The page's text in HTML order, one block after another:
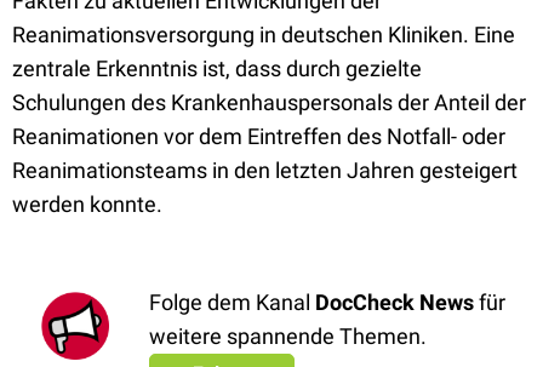
Reanimationsversorgung in deutschen Kliniken. Eine
zentrale Erkenntnis ist, dass durch gezielte
Schulungen des Krankenhauspersonals der Anteil der
Reanimationen vor dem Eintreffen des Notfall- oder
Reanimationsteams in den letzten Jahren gesteigert
werden konnte.
Folge dem Kanal DocCheck Newsfür
weitere spannende Themen.